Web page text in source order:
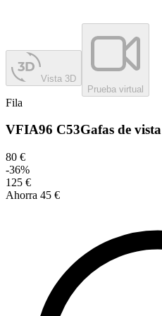
Vista 3D
Prueba virtual
Fila
VFIA96 C53Gafas de vista
80 €
-36%
125 €
Ahorra 45 €